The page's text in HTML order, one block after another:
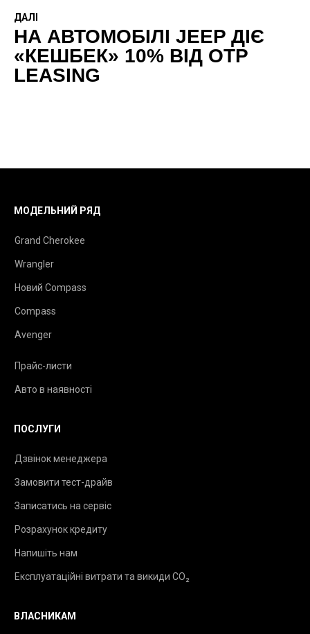
ДАЛІ
НА АВТОМОБІЛІ JEEP ДІЄ
«КЕШБЕК» 10% ВІД OTP
LEASING
МОДЕЛЬНИЙ РЯД
Grand Cherokee
Wrangler
Новий Compass
Compass
Avenger
Прайс-листи
Авто в наявності
ПОСЛУГИ
Дзвінок менеджера
Замовити тест-драйв
Записатись на сервіс
Розрахунок кредиту
Напишіть нам
Експлуатаційні витрати та викиди CO₂
ВЛАСНИКАМ